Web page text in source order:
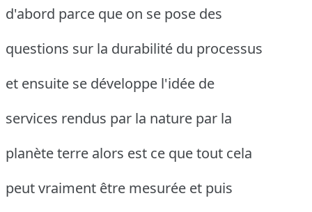
d'abord parce que on se pose des
questions sur la durabilité du processus
et ensuite se développe l'idée de
services rendus par la nature par la
planète terre alors est ce que tout cela
peut vraiment être mesurée et puis